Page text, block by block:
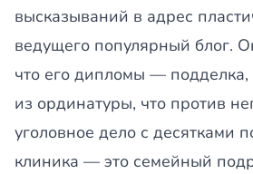
высказываний в адрес
ведущего популярный блог.
что его дипломы — подделка,
из ординатуры, что против
уголовное дело с десятками
клиника — это семейный